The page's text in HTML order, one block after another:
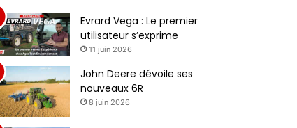
Evrard Vega : Le premier
utilisateur s’exprime
11 juin 2026
John Deere dévoile ses
nouveaux 6R
8 juin 2026